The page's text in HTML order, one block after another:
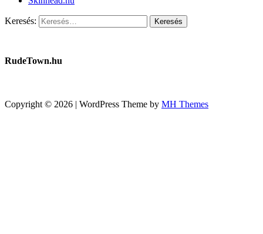
Keresés:
RudeTown.hu
Copyright © 2026 | WordPress Theme by MH Themes